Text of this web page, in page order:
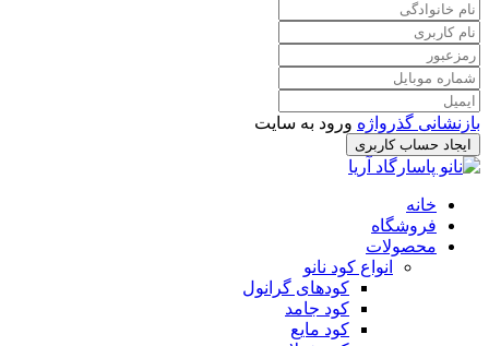
بازنشانی گذرواژه ورود به سایت
ایجاد حساب کاربری
خانه
فروشگاه
محصولات
انواع کود نانو
کودهای گرانول
کود جامد
کود مایع